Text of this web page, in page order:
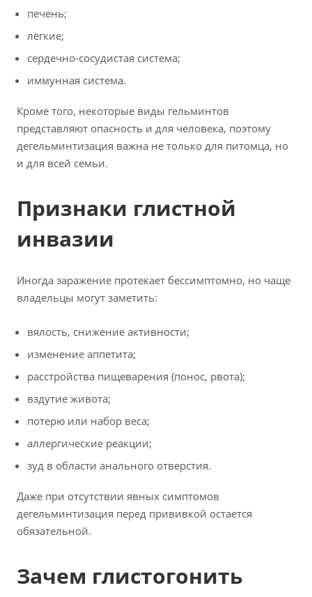
печень;
лёгкие;
сердечно-сосудистая система;
иммунная система.
Кроме того, некоторые виды гельминтов
представляют опасность и для человека, поэтому
дегельминтизация важна не только для питомца, но
и для всей семьи.
Признаки глистной
инвазии
Иногда заражение протекает бессимптомно, но чаще
владельцы могут заметить:
вялость, снижение активности;
изменение аппетита;
расстройства пищеварения (понос, рвота);
вздутие живота;
потерю или набор веса;
аллергические реакции;
зуд в области анального отверстия.
Даже при отсутствии явных симптомов
дегельминтизация перед прививкой остается
обязательной.
Зачем глистогонить